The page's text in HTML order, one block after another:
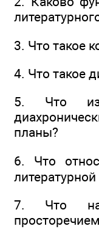
3. Что такое
4. Что такое
5. Что из
планы?
6. Что
литературной
7. Что